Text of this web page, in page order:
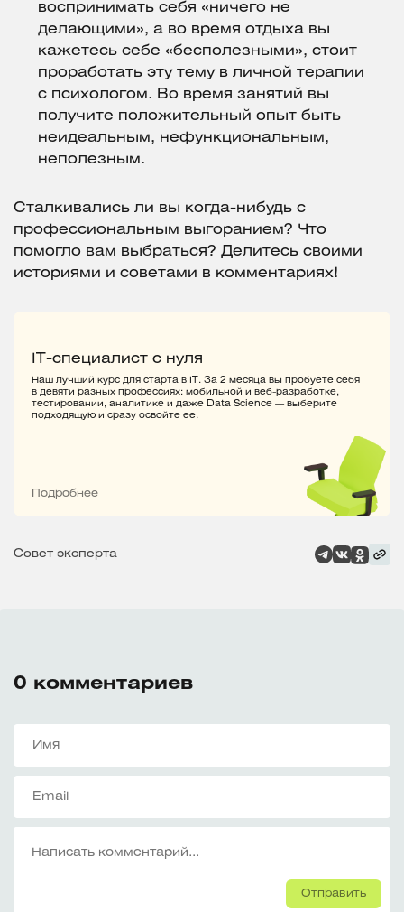
воспринимать себя «ничего не
делающими», а во время отдыха вы
кажетесь себе «бесполезными», стоит
проработать эту тему в личной терапии
с психологом. Во время занятий вы
получите положительный опыт быть
неидеальным, нефункциональным,
неполезным.
Сталкивались ли вы когда-нибудь с
профессиональным выгоранием? Что
помогло вам выбраться? Делитесь своими
историями и советами в комментариях!
IT-специалист с нуля
Наш лучший курс для старта в IT. За 2 месяца вы пробуете себя
в девяти разных профессиях: мобильной и веб-разработке,
тестировании, аналитике и даже Data Science — выберите
подходящую и сразу освойте ее.
Подробнее
Совет эксперта
0 комментариев
Отправить